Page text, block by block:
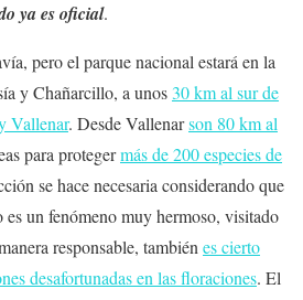
ya es oficial.
pero el parque nacional estará en la
y Chañarcillo, a unos 30 km al sur de
Vallenar. Desde Vallenarson 80 km al
para protegermás de 200 especies de
se hace necesaria considerando que
un fenómeno muy hermoso, visitado
responsable, tambiénes cierto
desafortunadas en las floraciones. El